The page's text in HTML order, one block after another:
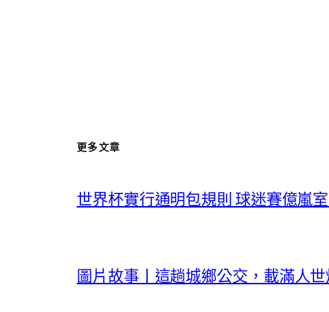
更多文章
世界杯實行通明包規則 球迷賽億嵐
圖片故事丨這趟城鄉公交，載滿人